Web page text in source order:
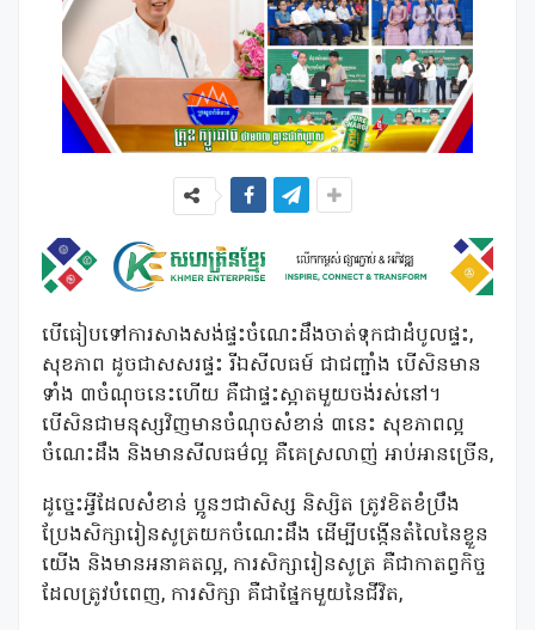
បើធៀបទៅការសាងសង់ផ្ទះចំណេះដឹងចាត់ទុកជាដំបូលផ្ទះ,
សុខភាព ដូចជាសសរផ្ទះ រីឯសីលធម៍ ជាជញ្ជាំង បើសិនមាន
ទាំង ៣ចំណុចនេះហើយ គឺជាផ្ទះស្អាតមួយចង់រស់នៅ។
បើសិនជាមនុស្សវិញមានចំណុចសំខាន់ ៣នេះ សុខភាពល្អ
ចំណេះដឹង និងមានសីលធម៌ល្អ គឺគេស្រលាញ់ អាប់អានច្រើន,
ដូច្នេះអ្វីដែលសំខាន់ ប្អូនៗជាសិស្ស និស្សិត ត្រូវខិតខំប្រឹង
ប្រែងសិក្សារៀនសូត្រយកចំណេះដឹង ដើម្បីបង្កើនតំលៃនៃខ្លួន
យើង និងមានអនាគតល្អ, ការសិក្សារៀនសូត្រ គឺជាកាតព្វកិច្ច
ដែលត្រូវបំពេញ, ការសិក្សា គឺជាផ្នែកមួយនៃជីវិត,